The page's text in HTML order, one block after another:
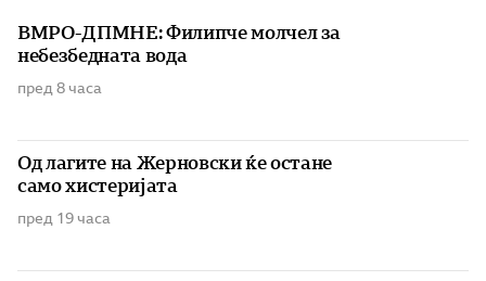
ВМРО-ДПМНЕ: Филипче молчел за
небезбедната вода
пред 8 часа
Од лагите на Жерновски ќе остане
само хистеријата
пред 19 часа